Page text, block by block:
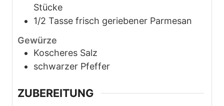
Stücke
1/2 Tasse frisch geriebener Parmesan
Gewürze
Koscheres Salz
schwarzer Pfeffer
ZUBEREITUNG